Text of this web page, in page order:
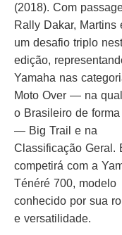
(2018). Com
Rally Dakar, Martins
um desafio triplo
edição,
Yamaha nas
Moto Over — na
o Brasileiro de
— Big Trail e na
Classificação Geral.
competirá com a
Ténéré 700, modelo
conhecido por sua
e versatilidade.